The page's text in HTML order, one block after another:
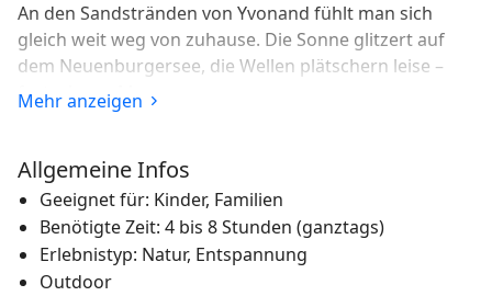
An den Sandstränden von Yvonand fühlt man sich
gleich weit weg von zuhause. Die Sonne glitzert auf
dem Neuenburgersee, die Wellen plätschern leise –
fast wie am Meer.
von Yvonand bezaubern durch feinen Sand und
türkisblaues Wasser. Sie liegen mitten im Grünen und
sind perfekt zum Träumen und Ausspannen. Solche
Sandstrände findet man in der Schweiz selten: Sie
fallen flach ins Wasser ab, das nur eine geringe
Mehr anzeigen
Allgemeine Infos
Geeignet für: Kinder, Familien
Benötigte Zeit: 4 bis 8 Stunden (ganztags)
Erlebnistyp: Natur, Entspannung
Outdoor